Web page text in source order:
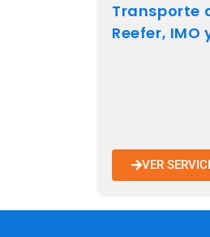
Transporte
Reefer,
VER